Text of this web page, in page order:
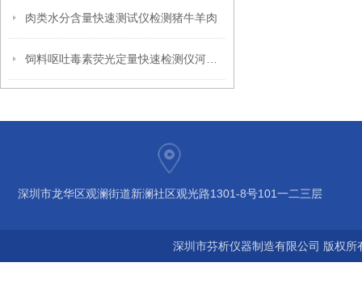
肉类水分含量快速测试仪检测猪牛羊肉
深圳市龙华区观澜街道新澜社区观光路1301-8号101一二三层
深圳市芬析仪器制造有限公司 版权